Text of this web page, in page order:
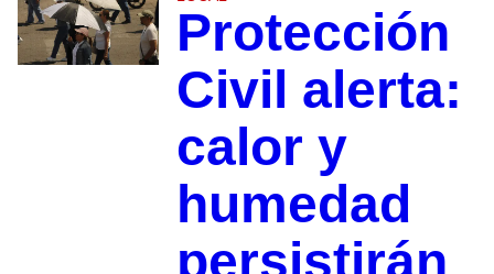
Protección
Civil alerta:
calor y
humedad
persistirán